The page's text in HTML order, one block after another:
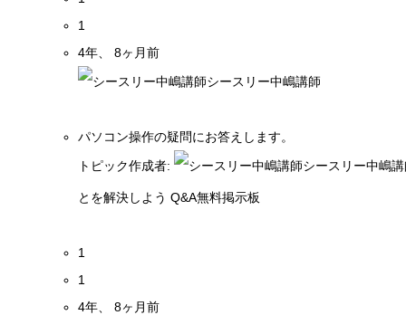
1
4年、 8ヶ月前
シースリー中嶋講師
パソコン操作の疑問にお答えします。
トピック作成者:
シースリー中嶋
とを解決しよう Q&A無料掲示板
1
1
4年、 8ヶ月前